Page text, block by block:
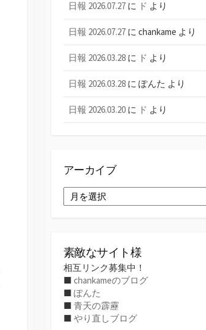
日報 2026.07.27 に ド より
日報 2026.07.27 に chankame より
日報 2026.03.28 に ド より
日報 2026.03.28 に ぽんた より
日報 2026.03.20 に ド より
アーカイブ
ー
素敵なサイト様
相互リンク募集中！
■ chankameのブログ
■ ぽんた
■ 青天の霹靂
■ やり直しブログ